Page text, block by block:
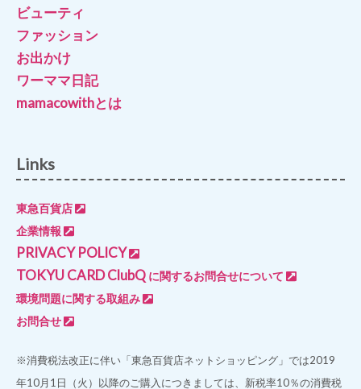
ビューティ
ファッション
お出かけ
ワーママ日記
mamacowithとは
Links
東急百貨店
企業情報
PRIVACY POLICY
TOKYU CARD ClubQ に関するお問合せについて
環境問題に関する取組み
お問合せ
※消費税法改正に伴い「東急百貨店ネットショッピング」では2019
年10月1日（火）以降のご購入につきましては、新税率10％の消費税